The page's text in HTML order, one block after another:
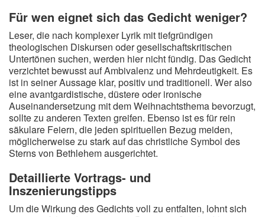
Für wen eignet sich das Gedicht weniger?
Leser, die nach komplexer Lyrik mit tiefgründigen
theologischen Diskursen oder gesellschaftskritischen
Untertönen suchen, werden hier nicht fündig. Das Gedicht
verzichtet bewusst auf Ambivalenz und Mehrdeutigkeit. Es
ist in seiner Aussage klar, positiv und traditionell. Wer also
eine avantgardistische, düstere oder ironische
Auseinandersetzung mit dem Weihnachtsthema bevorzugt,
sollte zu anderen Texten greifen. Ebenso ist es für rein
säkulare Feiern, die jeden spirituellen Bezug meiden,
möglicherweise zu stark auf das christliche Symbol des
Sterns von Bethlehem ausgerichtet.
Detaillierte Vortrags- und
Inszenierungstipps
Um die Wirkung des Gedichts voll zu entfalten, lohnt sich